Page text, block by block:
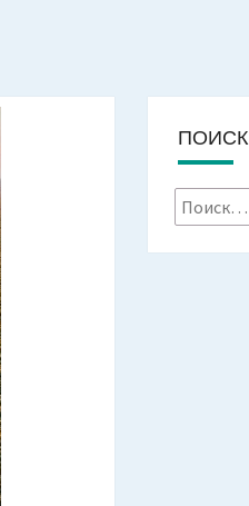
ПОИСК
Искать: